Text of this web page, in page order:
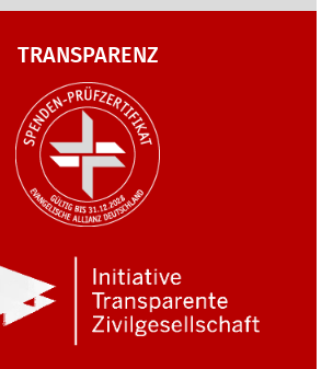
TRANSPARENZ